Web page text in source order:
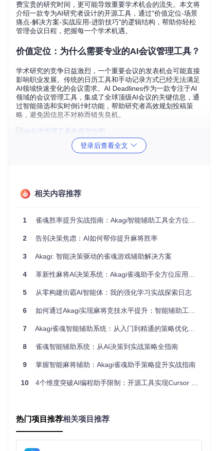
费宝贵的研究时间，更可能导致重要学术机会的流失。本文将
介绍一款专为AI研究者设计的开源工具，通过"价值定位-场景
痛点-解决方案-实战应用-进阶技巧"的逻辑结构，帮助你轻松
管理会议日程，把握每一个学术机遇。
价值定位：为什么需要专业的AI会议管理工具？
学术研究的竞争日益激烈，一个重要会议的发表机会可能直接
影响职业发展。传统的日历工具和手动记录方式已经无法满足
AI领域快速变化的会议需求。AI Deadlines作为一款专注于AI
领域的会议管理工具，集成了全球顶级AI会议的关键信息，通
过智能筛选和实时倒计时功能，帮助研究者高效规划投稿策
略，避免因信息不对称而错失良机。
图1：AI Deadlines工具标志，象征时间管理与学术机会的平衡
问题场景：李明是一名机器学习方向的研究生，他每天需要浏
data/conferences.yml文件中，每条记录包含标题、年
台间切换，即可获取全面的会议动态。
痛点二：截稿日总是错过？智能时间管理系统来帮忙
问题场景 ：张教授的团队曾因未考虑时区差异，导致论文提交
晚了几个小时，错失了NeurIPS的投稿机会，几个月的研究成
议的剩余时间，并根据紧急程度用不同颜色标识：
🔴 红色：7天内截止（需立即处理）
🟢 绿色：30天以上（可从容安排）
系统还会自动转换时区，确保研究者不会因时区差异而错过截
问题场景：王博士的研究涉及计算机视觉和自然语言处理两个
领域，他希望找到同时涵盖这两个方向的顶级会议，但手动筛
选效率低下。
登录后查看全文
相关内容推荐
1 雀魂胜率提升实战指南：Akagi智能辅助工具全方位应用
2 告别决策焦虑：AI如何帮你提升麻将胜率
3 Akagi: 智能决策驱动的雀魂游戏辅助解决方案
4 革新性麻将AI决策系统：Akagi雀魂助手全方位应用指南
5 从零构建街霸AI智能体：我的强化学习实战探索日志
6 如何通过Akagi实现麻将竞技水平提升：智能辅助工具全攻略
7 Akagi雀魂智能辅助系统：从入门到精通的策略优化指南
8 雀魂智能辅助系统：从AI决策到实战策略全指南
9 掌握智能麻将辅助：Akagi雀魂助手策略提升实战指南
10 4个维度突破AI编程助手限制：开源工具实现Cursor Pro无限制使用
热门项目推荐相关项目推荐